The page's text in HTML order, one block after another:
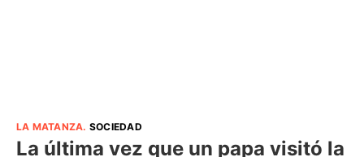
LA MATANZA. SOCIEDAD
La última vez que un papa visitó la